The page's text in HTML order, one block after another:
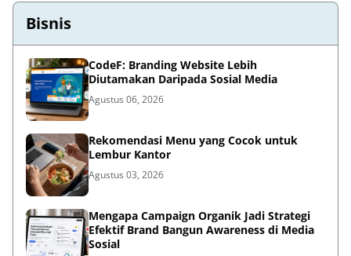
Bisnis
CodeF: Branding Website Lebih
Diutamakan Daripada Sosial Media
Agustus 06, 2026
Rekomendasi Menu yang Cocok untuk
Lembur Kantor
Agustus 03, 2026
Mengapa Campaign Organik Jadi Strategi
Efektif Brand Bangun Awareness di Media
Sosial